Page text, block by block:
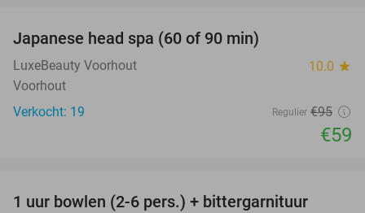
Japanese head spa (60 of 90 min)
LuxeBeauty Voorhout 10.0 star
Voorhout
Verkocht: 19
Regulier €95
€59
1 uur bowlen (2-6 pers.) + bittergarnituur